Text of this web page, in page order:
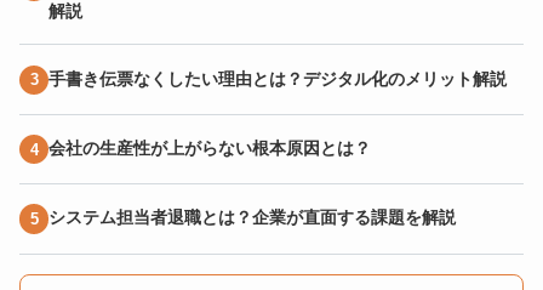
解説
手書き伝票なくしたい理由とは？デジタル化のメリット解説
会社の生産性が上がらない根本原因とは？
システム担当者退職とは？企業が直面する課題を解説